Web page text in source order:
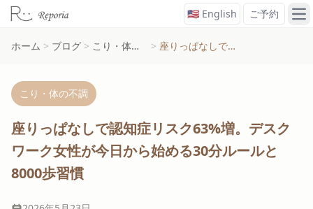
🇺🇸 English ご予約 メ
ホーム > ブログ > こり・体の不調 > 座りっぱなしで認知症リスク63%増。デスクワーク女性が今日から始める30分ルールと8000歩習慣
こり・体の不調
座りっぱなしで認知症リスク63%増。デスク
ワーク女性が今日から始める30分ルールと
8000歩習慣